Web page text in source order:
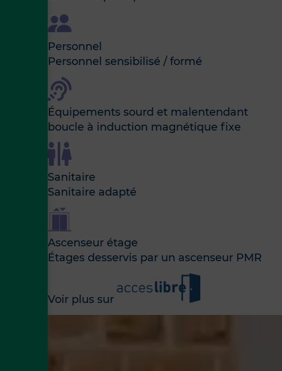
Personnel
Personnel sensibilisé / formé
Équipements sourd et malentendant
boucle à induction magnétique fixe
Sanitaire
Sanitaire adapté
Ascenseur étage
Étages desservis par un ascenseur PMR
Voir plus sur